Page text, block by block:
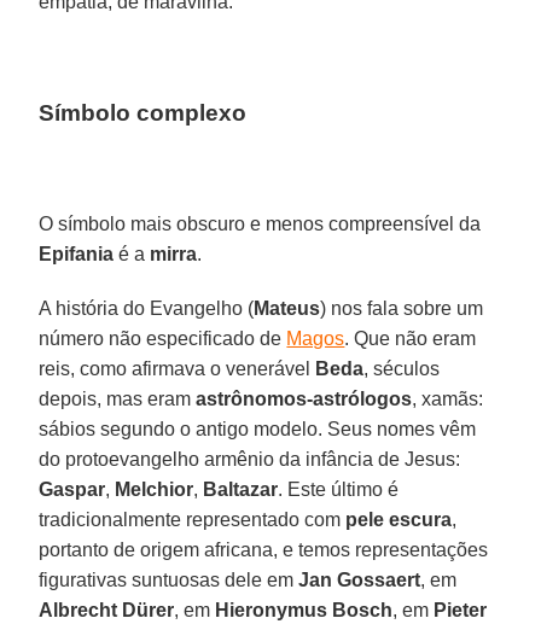
Símbolo complexo
O símbolo mais obscuro e menos compreensível da
Epifania é a mirra.
A história do Evangelho (Mateus) nos fala sobre um
número não especificado de Magos. Que não eram
reis, como afirmava o venerável
Beda, séculos
depois, mas eramastrônomos-astrólogos, xamãs:
sábios segundo o antigo modelo. Seus nomes vêm
do protoevangelho armênio da infância de Jesus:
Gaspar, Melchior, Baltazar. Este último é
tradicionalmente representado com pele escura,
portanto de origem africana, e temos representações
figurativas suntuosas dele emJan Gossaert, em
Albrecht Dürer, em Hieronymus Bosch, em Pieter